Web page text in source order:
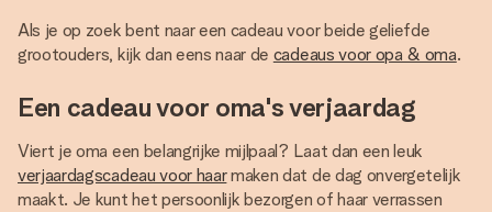
Als je op zoek bent naar een cadeau voor beide geliefde
grootouders, kijk dan eens naar de cadeaus voor opa & oma.
Een cadeau voor oma's verjaardag
Viert je oma een belangrijke mijlpaal? Laat dan een leuk
verjaardagscadeau voor haarmaken dat de dag onvergetelijk
maakt. Je kunt het persoonlijk bezorgen of haar verrassen